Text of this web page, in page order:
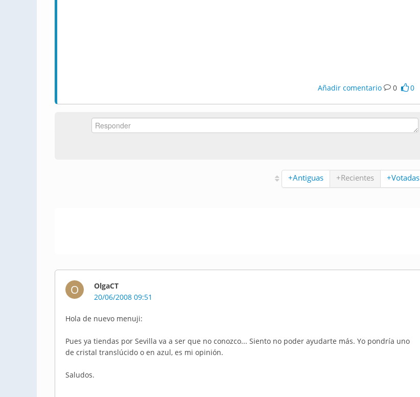
Añadir comentario 0 0
+Antiguas +Recientes +Votadas
O
OlgaCT
20/06/2008 09:51
Hola de nuevo menuji:
Pues ya tiendas por Sevilla va a ser que no conozco... Siento no poder ayudarte más. Yo pondría uno
de cristal translúcido o en azul, es mi opinión.
Saludos.